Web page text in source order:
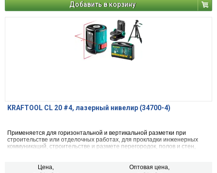
Добавить в корзину
KRAFTOOL CL 20 #4, лазерный нивелир (34700-4)
Применяется для горизонтальной и вертикальной разметки при
строительстве или отделочных работах, для прокладки инженерных
коммуникаций, строительстве и размете перегородок, полов и стен,
Цена, Оптовая цена,